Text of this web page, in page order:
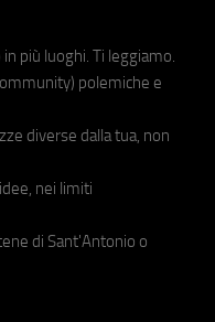
più luoghi. Ti leggiamo.
polemiche e
diverse dalla tua, non
nei limiti
di Sant'Antonio o